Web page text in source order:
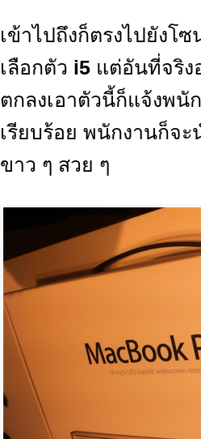
เข้าไปถึงก็ตรงไปยังโ
เลือกตัว i5 แต่อันที่จริง
ตกลงเอาตัวนี้ก็แจ้งพนั
เรียบร้อย พนักงานก็จะ
ขาว ๆ สวย ๆ